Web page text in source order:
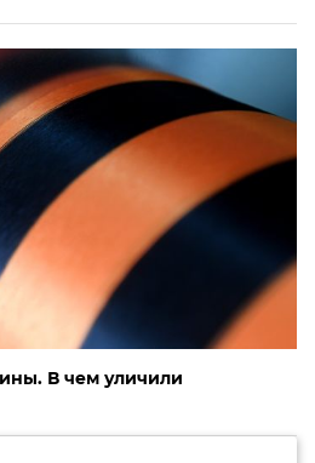
В чем уличили